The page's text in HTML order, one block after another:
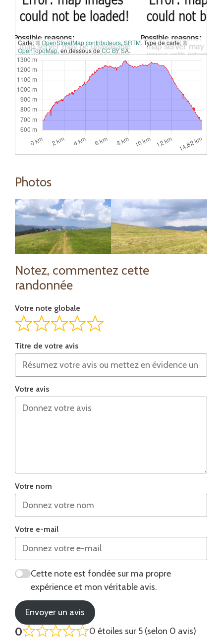
Carte: ©OpenStreetMap contributeurs, SRTM. Type de carte: ©
OpenTopoMap, en dessous deCC BY SA.
Photos
Notez, commentez cette
randonnée
Votre note globale
Titre de votre avis
Votre avis
Votre nom
Votre e-mail
Cette note est fondée sur ma propre
expérience et mon véritable avis.
Envoyer un avis
0 0 étoiles sur 5 (selon 0 avis)